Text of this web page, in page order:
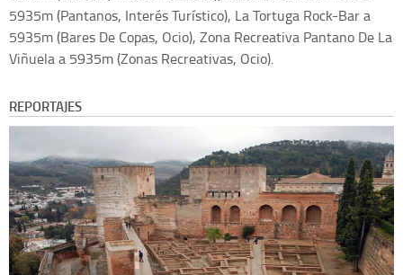
5935m (Pantanos, Interés Turístico), La Tortuga Rock-Bar a
5935m (Bares De Copas, Ocio), Zona Recreativa Pantano De La
Viñuela a 5935m (Zonas Recreativas, Ocio).
REPORTAJES